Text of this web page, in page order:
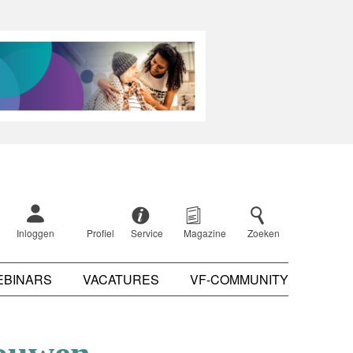
Inloggen Profiel Service Magazine Zoeken
VACATURES VF-COMMUNITY